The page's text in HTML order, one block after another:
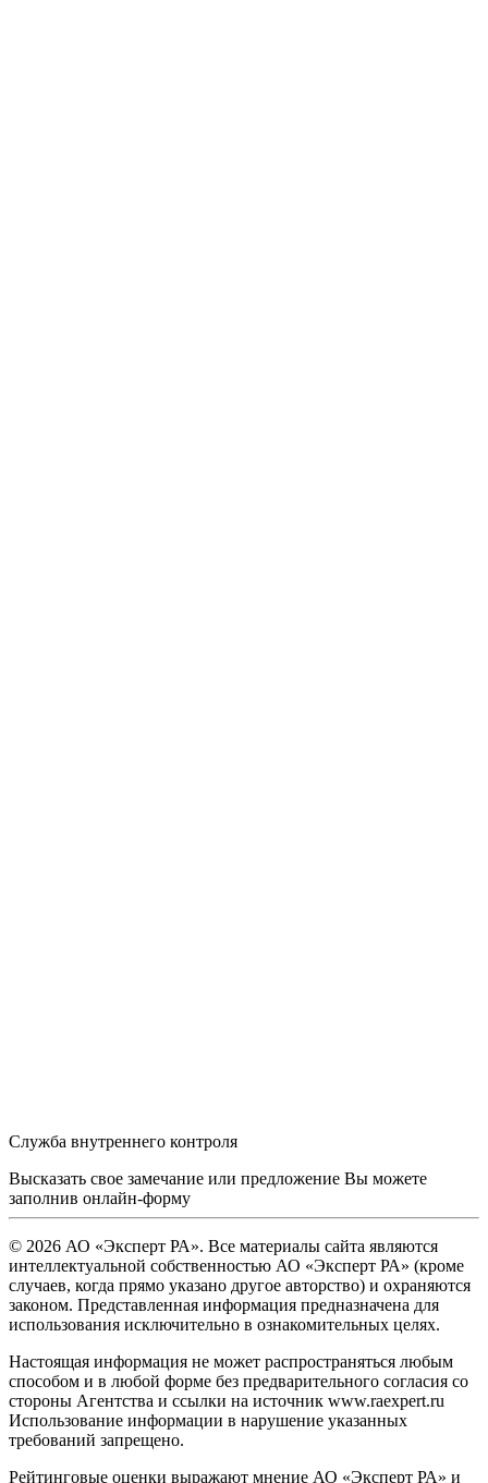
Служба внутреннего контроля
Высказать свое замечание или предложение Вы можете
заполнив онлайн-форму
© 2026 АО «Эксперт РА». Все материалы сайта являются
интеллектуальной собственностью АО «Эксперт РА» (кроме
случаев, когда прямо указано другое авторство) и охраняются
законом. Представленная информация предназначена для
использования исключительно в ознакомительных целях.
Настоящая информация не может распространяться любым
способом и в любой форме без предварительного согласия со
стороны Агентства и ссылки на источник www.raexpert.ru
Использование информации в нарушение указанных
требований запрещено.
Рейтинговые оценки выражают мнение АО «Эксперт РА» и